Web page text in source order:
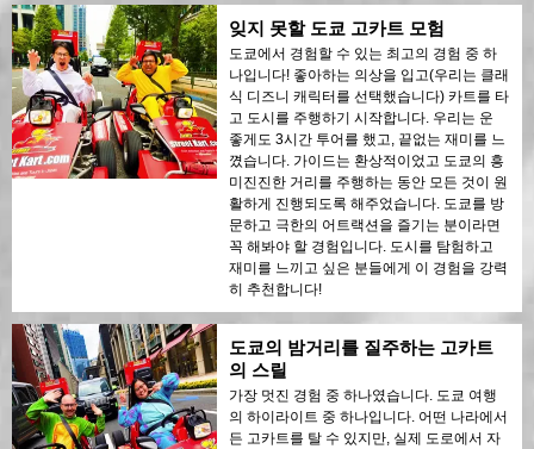
잊지 못할 도쿄 고카트 모험
도쿄에서 경험할 수 있는 최고의 경험 중 하
나입니다! 좋아하는 의상을 입고(우리는 클래
식 디즈니 캐릭터를 선택했습니다) 카트를 타
고 도시를 주행하기 시작합니다. 우리는 운
좋게도 3시간 투어를 했고, 끝없는 재미를 느
꼈습니다. 가이드는 환상적이었고 도쿄의 흥
미진진한 거리를 주행하는 동안 모든 것이 원
활하게 진행되도록 해주었습니다. 도쿄를 방
문하고 극한의 어트랙션을 즐기는 분이라면
꼭 해봐야 할 경험입니다. 도시를 탐험하고
재미를 느끼고 싶은 분들에게 이 경험을 강력
히 추천합니다!
도쿄의 밤거리를 질주하는 고카트
의 스릴
가장 멋진 경험 중 하나였습니다. 도쿄 여행
의 하이라이트 중 하나입니다. 어떤 나라에서
든 고카트를 탈 수 있지만, 실제 도로에서 자